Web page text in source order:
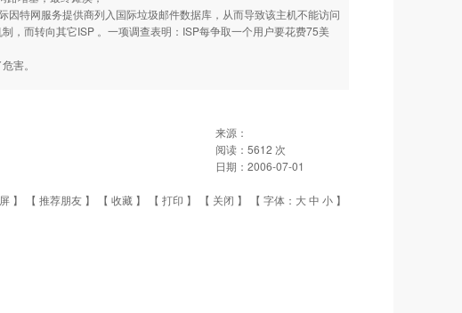
特网服务提供商列入国际垃圾邮件数据库，从而导致该主机不能访问
，而转向其它ISP 。一项调查表明：ISP每争取一个用户要花费75美
害。
来源：
阅读： 5612 次
日期： 2006-07-01
】 【 推荐朋友 】 【 收藏 】 【 打印 】 【 关闭 】 【 字体： 大中 小 】